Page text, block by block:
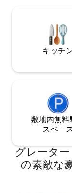
standing bath
Air conditioned,
fast internet.
キッチ
敷地内無料
ス⁠ペ⁠ー⁠ス
グレータ
の素敵な